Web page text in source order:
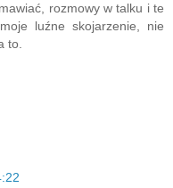
rozmowy w talku i te
luźne skojarzenie, nie
to.